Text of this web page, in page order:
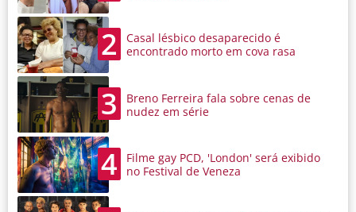
2
Casal lésbico desaparecido é
encontrado morto em cova rasa
3
Breno Ferreira fala sobre cenas de
nudez em série
4
Filme gay PCD, 'London' será exibido
no Festival de Veneza